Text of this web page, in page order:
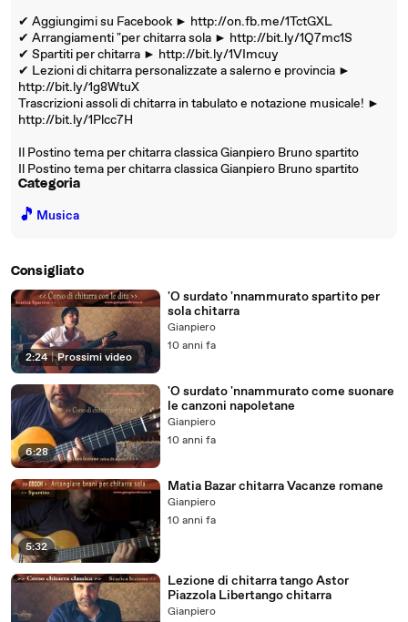
✔ Aggiungimi su Facebook ► http://on.fb.me/1TctGXL
✔ Arrangiamenti "per chitarra sola ► http://bit.ly/1Q7mc1S
✔ Spartiti per chitarra ► http://bit.ly/1VImcuy
✔ Lezioni di chitarra personalizzate a salerno e provincia ►
http://bit.ly/1g8WtuX
Trascrizioni assoli di chitarra in tabulato e notazione musicale! ►
http://bit.ly/1Plcc7H
Il Postino tema per chitarra classica Gianpiero Bruno spartito
Il Postino tema per chitarra classica Gianpiero Bruno spartito
Categoria
🎵 Musica
Consigliato
2:24 | Prossimi video
'O surdato 'nnammurato spartito per
sola chitarra
Gianpiero
10 anni fa
6:28
'O surdato 'nnammurato come suonare
le canzoni napoletane
Gianpiero
10 anni fa
5:32
Matia Bazar chitarra Vacanze romane
Gianpiero
10 anni fa
Lezione di chitarra tango Astor
Piazzola Libertango chitarra
Gianpiero